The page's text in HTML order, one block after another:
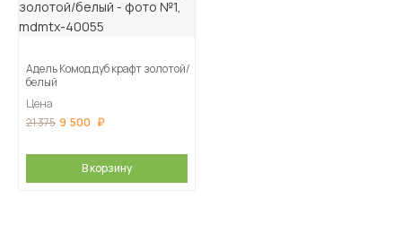
Адель Комод дуб крафт золотой/
белый
Цена
21 375 9 500
В корзину